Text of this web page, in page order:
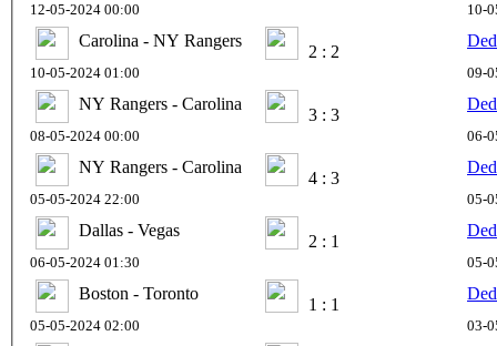
12-05-2024 00:00 10-
Carolina - NY Rangers
2 : 2
10-05-2024 01:00 09-
NY Rangers - Carolina
3 : 3
08-05-2024 00:00 06-
NY Rangers - Carolina
4 : 3
05-05-2024 22:00 05-
Dallas - Vegas
2 : 1
06-05-2024 01:30 05-
Boston - Toronto
1 : 1
05-05-2024 02:00 03-